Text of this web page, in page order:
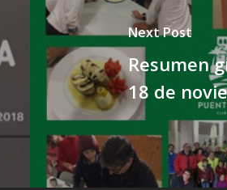
Next Post
Resumen
18 de